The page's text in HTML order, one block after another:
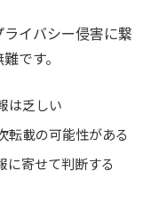
イバシー侵害に繋
です。
は乏しい
転載の可能性がある
に寄せて判断する